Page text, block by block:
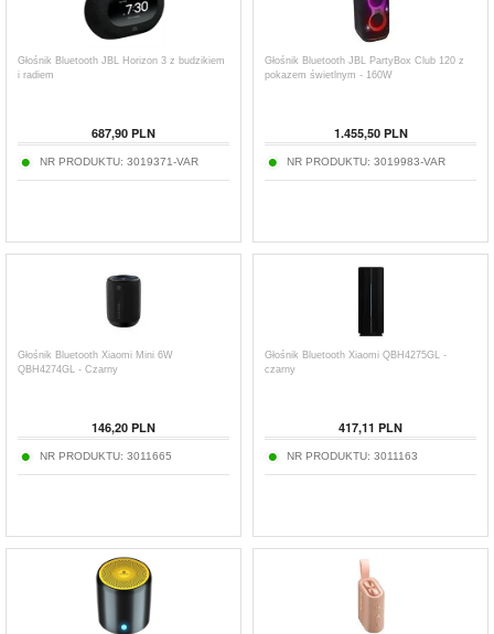
Głośnik Bluetooth JBL Horizon 3 z budzikiem
i radiem
687,90 PLN
NR PRODUKTU: 3019371-VAR
Głośnik Bluetooth JBL PartyBox Club 120 z
pokazem świetlnym - 160W
1.455,50PLN
NR PRODUKTU: 3019983-VAR
Głośnik Bluetooth Xiaomi Mini 6W
QBH4274GL - Czarny
146,20 PLN
NR PRODUKTU: 3011665
Głośnik Bluetooth Xiaomi QBH4275GL -
czarny
417,11 PLN
NR PRODUKTU: 3011163